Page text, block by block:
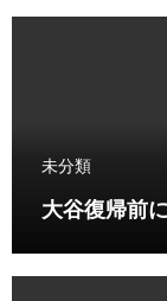
未分類
大谷復帰前